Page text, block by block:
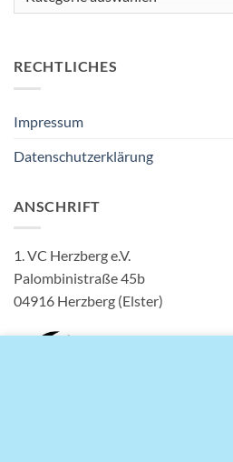
RECHTLICHES
Impressum
Datenschutzerklärung
ANSCHRIFT
1. VC Herzberg e.V.
Palombinistraße 45b
04916 Herzberg (Elster)